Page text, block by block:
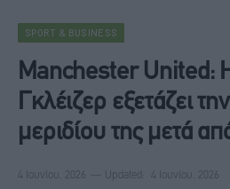
SPORT & BUSINESS
Manchester United:
Γκλέιζερ εξετάζει
μεριδίου της μετά
4 Ιουνίου, 2026 Updated: 4 Ιουνίου, 2026